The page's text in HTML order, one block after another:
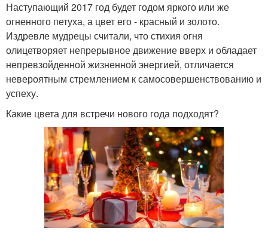
Наступающий 2017 год будет годом яркого или же
огненного петуха, а цвет его - красный и золото.
Издревле мудрецы считали, что стихия огня
олицетворяет непрерывное движение вверх и обладает
непревзойденной жизненной энергией, отличается
невероятным стремлением к самосовершенствованию и
успеху.
Какие цвета для встречи нового года подходят?